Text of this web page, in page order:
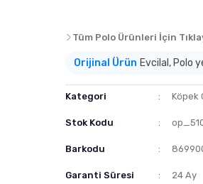
Tüm Polo Ürünleri İçin
Orijinal Ürün Evcilal, Polo
Kategori Köpek
Stok Kodu
Barkodu
Garanti Süresi 24 Ay